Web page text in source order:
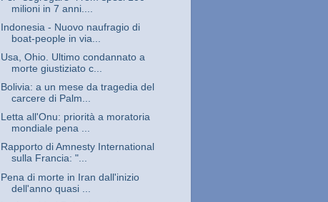
milioni in 7 anni....
Indonesia - Nuovo naufragio di
boat-people in via...
Usa, Ohio. Ultimo condannato a
morte giustiziato c...
Bolivia: a un mese da tragedia del
carcere di Palm...
Letta all'Onu: priorità a moratoria
mondiale pena ...
Rapporto di Amnesty International
sulla Francia: "...
Pena di morte in Iran dall'inizio
dell'anno quasi ...